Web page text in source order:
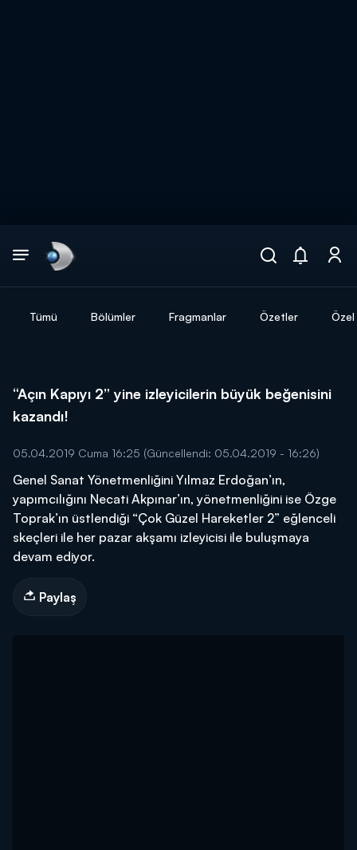
Tümü Bölümler Fragmanlar Özetler
“Açın Kapıyı 2” yine izleyicilerin büyük beğenisini
kazandı!
05.04.2019 Cuma 16:25 (Güncellendi: 05.04.2019 - 16:26)
Genel Sanat Yönetmenliğini Yılmaz Erdoğan’ın,
yapımcılığını Necati Akpınar’ın, yönetmenliğini ise Özge
Toprak’ın üstlendiği “Çok Güzel Hareketler 2” eğlenceli
skeçleri ile her pazar akşamı izleyicisi ile buluşmaya
devam ediyor.
Paylaş